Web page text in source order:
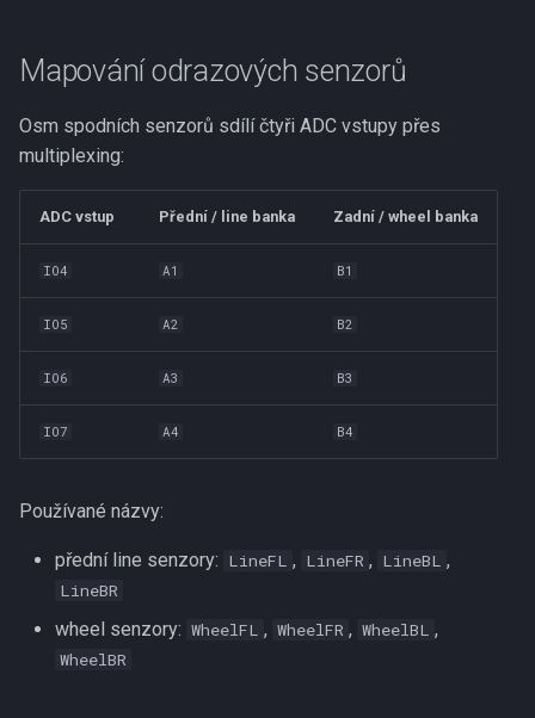
Mapování odrazových senzorů
Osm spodních senzorů sdílí čtyři ADC vstupy přes
multiplexing:
ADC vstup Přední / line banka Zadní / wheel banka
IO4 A1 B1
IO5 A2 B2
IO6 A3 B3
IO7 A4 B4
Používané názvy:
přední line senzory: LineFL , LineFR , LineBL ,
LineBR
wheel senzory: WheelFL , WheelFR , WheelBL ,
WheelBR